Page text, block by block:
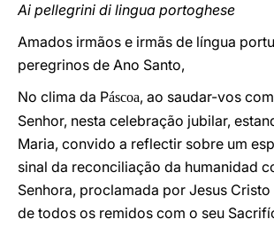
Ai pellegrini di lingua portoghese
Amados irmãos e irmãs de língua
peregrinos de Ano Santo,
No clima da Páscoa, ao saudar-vos
Senhor, nesta celebração jubilar,
Maria, convido a reflectir sobre um
sinal da reconciliação da humanidad
Senhora, proclamada por Jesus
de todos os remidos com o seu